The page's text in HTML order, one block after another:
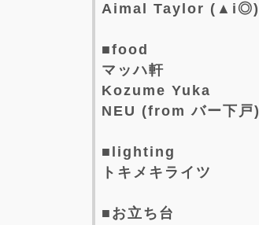
Aimal Taylor (▲i◎)
■food
マッハ軒
Kozume Yuka
NEU (from バー下戸)
■lighting
トキメキライツ
■お立ち台